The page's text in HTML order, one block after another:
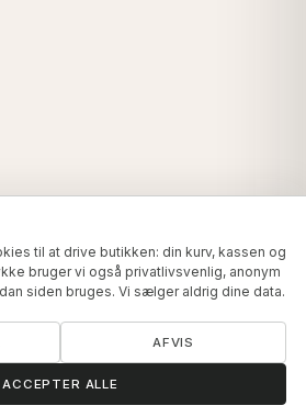
til at drive butikken: din kurv, kassen og
bruger vi også privatlivsvenlig, anonym
siden bruges. Vi sælger aldrig dine data.
AFVIS
ACCEPTER ALLE